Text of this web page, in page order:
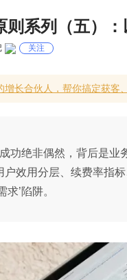
则系列（五）
关注
增长合伙人，帮你搞定获客
功绝非偶然，背后是业
户效用分层、续费率指
求’陷阱。